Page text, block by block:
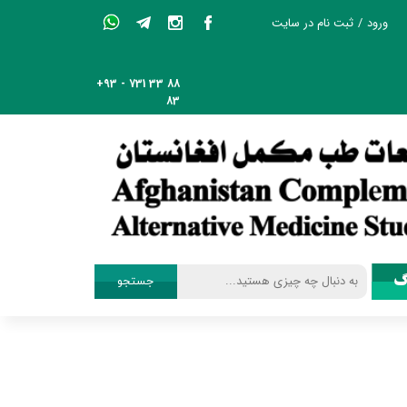
+93 - 731 33 88
83
ورود / ثبت نام در سایت
خروج از حساب
کاربری
جستجو